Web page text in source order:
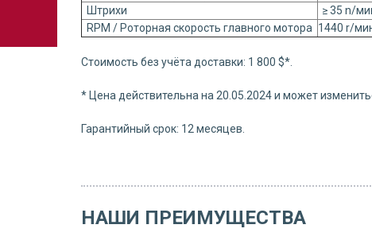
Штрихи
≥ 35 n/
RPM / Роторная скорость главного мотора 1440 r/
Стоимость без учёта доставки: 1 800 $*.
* Цена действительна на 20.05.2024 и может
Гарантийный срок: 12 месяцев.
НАШИ ПРЕИМУЩЕСТВА